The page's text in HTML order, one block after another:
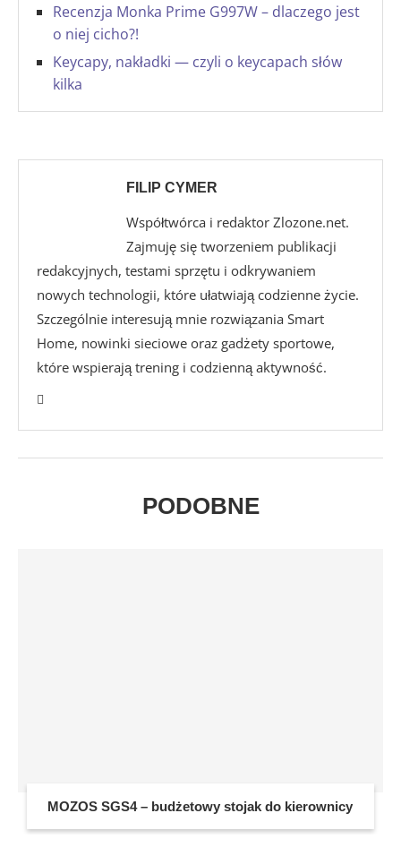
Recenzja Monka Prime G997W – dlaczego jest
o niej cicho?!
Keycapy, nakładki — czyli o keycapach słów
kilka
FILIP CYMER
Współtwórca i redaktor Zlozone.net.
Zajmuję się tworzeniem publikacji
redakcyjnych, testami sprzętu i odkrywaniem
nowych technologii, które ułatwiają codzienne życie.
Szczególnie interesują mnie rozwiązania Smart
Home, nowinki sieciowe oraz gadżety sportowe,
które wspierają trening i codzienną aktywność.
PODOBNE
MOZOS SGS4 – budżetowy stojak do kierownicy